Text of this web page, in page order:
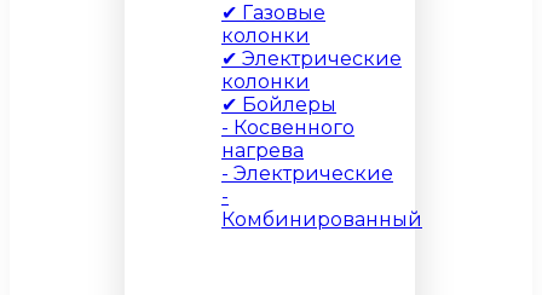
✔ Газовые
колонки
✔ Электрические
колонки
✔ Бойлеры
- Косвенного
нагрева
- Электрические
-
Комбинированный